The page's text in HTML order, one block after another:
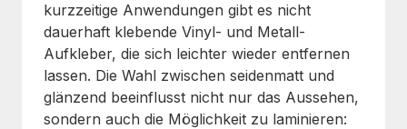
kurzzeitige Anwendungen gibt es nicht
dauerhaft klebende Vinyl- und Metall-
Aufkleber, die sich leichter wieder entfernen
lassen. Die Wahl zwischen seidenmatt und
glänzend beeinflusst nicht nur das Aussehen,
sondern auch die Möglichkeit zu laminieren: